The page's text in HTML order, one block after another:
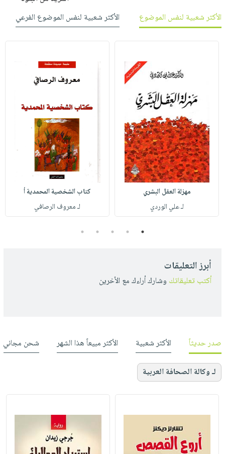
الأكثر شعبية لنفس الموضوع
الأكثر شعبية لنفس الموضوع الفرعي
مهزلة العقل البشري
لـ علي الوردي
كتاب الشخصية المحمدية أ
لـ معروف الرصافي
1
2
3
4
5
أبرز التعليقات
أكتب تعليقاتك وشارك أراءك مع الأخرين
صدر حديثاً الأكثر شعبية الأكثر مبيعاً هذا الشهر شحن مجاني
لـ وكالة الصحافة العربية